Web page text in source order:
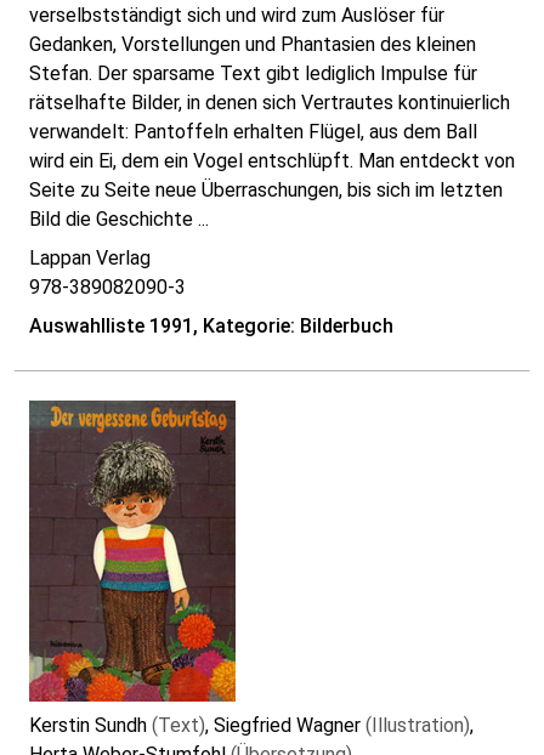
verselbstständigt sich und wird zum Auslöser für
Gedanken, Vorstellungen und Phantasien des kleinen
Stefan. Der sparsame Text gibt lediglich Impulse für
rätselhafte Bilder, in denen sich Vertrautes kontinuierlich
verwandelt: Pantoffeln erhalten Flügel, aus dem Ball
wird ein Ei, dem ein Vogel entschlüpft. Man entdeckt von
Seite zu Seite neue Überraschungen, bis sich im letzten
Bild die Geschichte ...
Lappan Verlag
978-389082090-3
Auswahlliste 1991, Kategorie: Bilderbuch
Kerstin Sundh (Text), Siegfried Wagner (Illustration),